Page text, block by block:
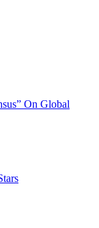
On Global